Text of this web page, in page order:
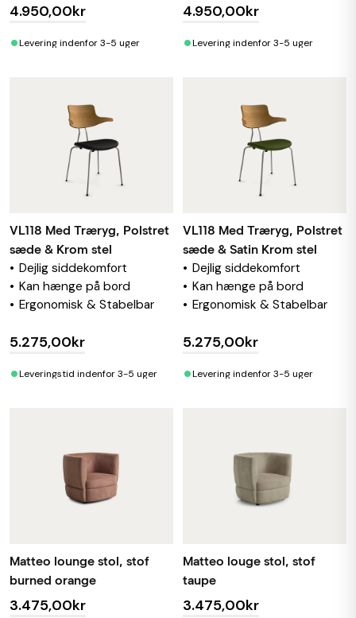
4.950,00kr
•Levering indenfor 3-5 uger
4.950,00kr
•Levering indenfor 3-5 uger
VL118 Med Træryg, Polstret
sæde & Krom stel
Dejlig siddekomfort
Kan hænge på bord
Ergonomisk & Stabelbar
5.275,00kr
•Leveringstid indenfor 3-5 uger
VL118 Med Træryg, Polstret
sæde & Satin Krom stel
Dejlig siddekomfort
Kan hænge på bord
Ergonomisk & Stabelbar
5.275,00kr
•Levering indenfor 3-5 uger
Matteo lounge stol, stof
burned orange
3.475,00kr
Matteo louge stol, stof
taupe
3.475,00kr